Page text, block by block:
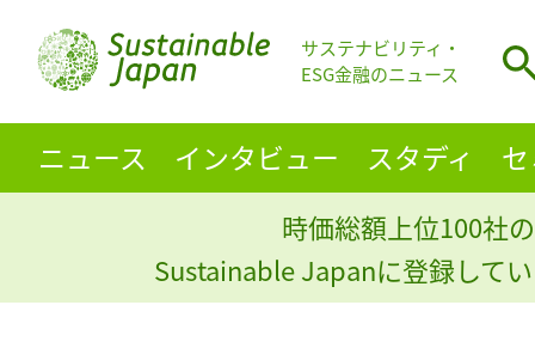
サステナビリティ・
ESG金融のニュース
ニュース インタビュー スタディ
時価総額上位100社
Sustainable Japanに登録して